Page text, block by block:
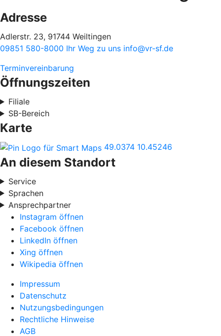
Adresse
Adlerstr. 23, 91744 Weiltingen
09851 580-8000 Ihr Weg zu uns info@vr-sf.de
Terminvereinbarung
Öffnungszeiten
Filiale
SB-Bereich
Karte
49.0374 10.45246
An diesem Standort
Service
Sprachen
Ansprechpartner
Instagram öffnen
Facebook öffnen
LinkedIn öffnen
Xing öffnen
Wikipedia öffnen
Impressum
Datenschutz
Nutzungsbedingungen
Rechtliche Hinweise
AGB